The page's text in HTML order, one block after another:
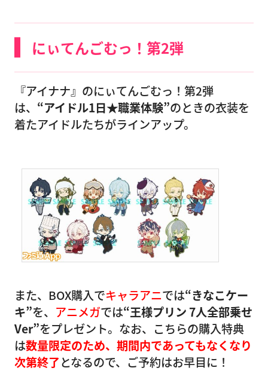
にぃてんごむっ！第2弾
『アイナナ』のにぃてんごむっ！第2弾
は、 “アイドル1日★職業体験”のときの衣装を
着たアイドルたちがラインアップ。
また、BOX購入でキャラアニでは“きなこケー
キ”を、 アニメガでは“王様プリン 7人全部乗せ
Ver”をプレゼント。なお、こちらの購入特典
は数量限定のため、期間内であってもなくなり
次第終了となるので、ご予約はお早目に！